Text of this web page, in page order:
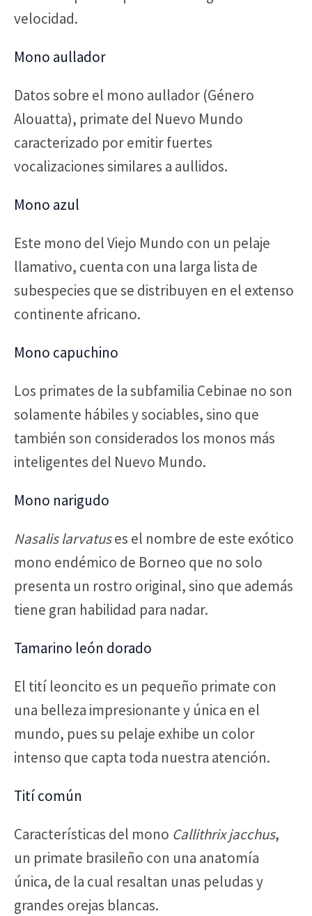
velocidad.
Mono aullador
Datos sobre el mono aullador (Género
Alouatta), primate del Nuevo Mundo
caracterizado por emitir fuertes
vocalizaciones similares a aullidos.
Mono azul
Este mono del Viejo Mundo con un pelaje
llamativo, cuenta con una larga lista de
subespecies que se distribuyen en el extenso
continente africano.
Mono capuchino
Los primates de la subfamilia Cebinae no son
solamente hábiles y sociables, sino que
también son considerados los monos más
inteligentes del Nuevo Mundo.
Mono narigudo
Nasalis larvatuses el nombre de este exótico
mono endémico de Borneo que no solo
presenta un rostro original, sino que además
tiene gran habilidad para nadar.
Tamarino león dorado
El tití leoncito es un pequeño primate con
una belleza impresionante y única en el
mundo, pues su pelaje exhibe un color
intenso que capta toda nuestra atención.
Tití común
Características del mono Callithrix jacchus,
un primate brasileño con una anatomía
única, de la cual resaltan unas peludas y
grandes orejas blancas.